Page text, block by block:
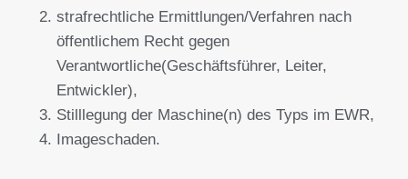
strafrechtliche Ermittlungen/Verfahren nach
öffentlichem Recht gegen
Verantwortliche(Geschäftsführer, Leiter,
Entwickler),
Stilllegung der Maschine(n) des Typs im EWR,
Imageschaden.